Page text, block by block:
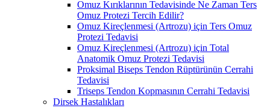
Omuz Kırıklarının Tedavisinde Ne Zaman Ters
Omuz Protezi Tercih Edilir?
Omuz Kireçlenmesi (Artrozu) için Ters Omuz
Protezi Tedavisi
Omuz Kireçlenmesi (Artrozu) için Total
Anatomik Omuz Protezi Tedavisi
Proksimal Biseps Tendon Rüptürünün Cerrahi
Tedavisi
Triseps Tendon Kopmasının Cerrahi Tedavisi
Dirsek Hastalıkları